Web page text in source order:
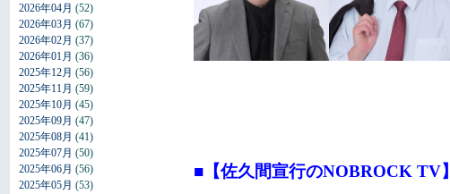
2026年04月 (52)
2026年03月 (67)
2026年02月 (37)
2026年01月 (36)
2025年12月 (56)
2025年11月 (59)
2025年10月 (45)
2025年09月 (47)
2025年08月 (41)
2025年07月 (50)
2025年06月 (56)
2025年05月 (53)
■【佐久間宣行のNOBROCK TV】